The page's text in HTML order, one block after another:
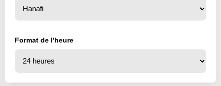
Format de l'heure